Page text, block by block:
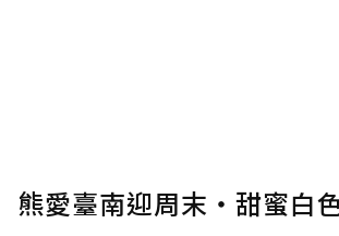
熊愛臺南迎周末・甜蜜白